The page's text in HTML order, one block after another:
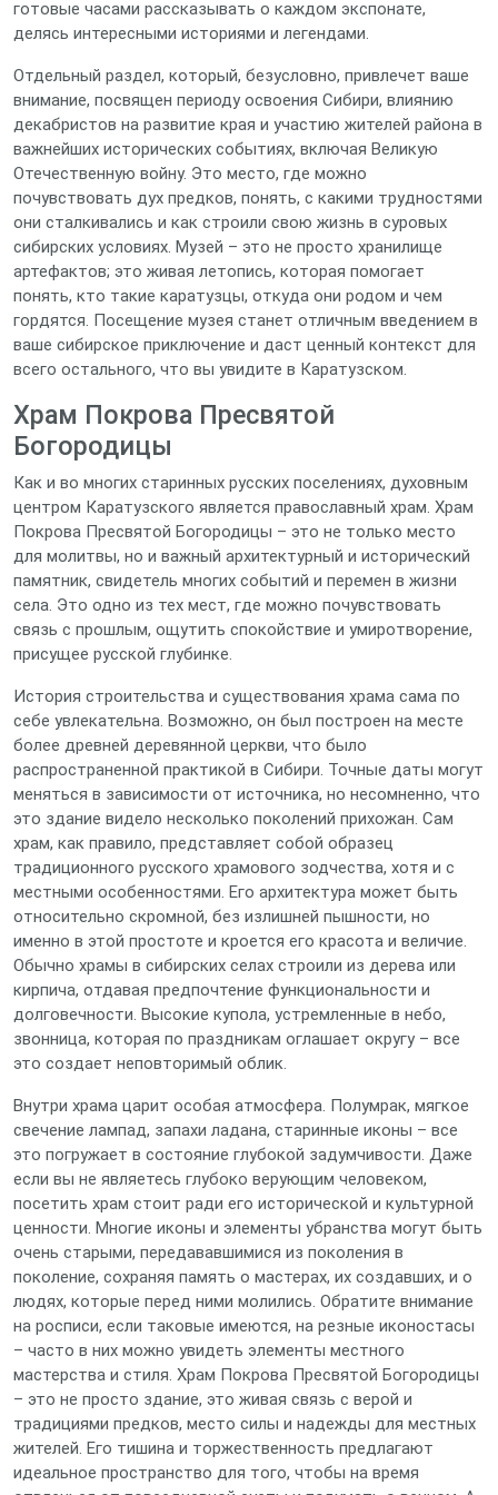
готовые часами рассказывать о каждом экспонате,
делясь интересными историями и легендами.
Отдельный раздел, который, безусловно, привлечет ваше
внимание, посвящен периоду освоения Сибири, влиянию
декабристов на развитие края и участию жителей района в
важнейших исторических событиях, включая Великую
Отечественную войну. Это место, где можно
почувствовать дух предков, понять, с какими трудностями
они сталкивались и как строили свою жизнь в суровых
сибирских условиях. Музей – это не просто хранилище
артефактов; это живая летопись, которая помогает
понять, кто такие каратузцы, откуда они родом и чем
гордятся. Посещение музея станет отличным введением в
ваше сибирское приключение и даст ценный контекст для
всего остального, что вы увидите в Каратузском.
Храм Покрова Пресвятой
Богородицы
Как и во многих старинных русских поселениях, духовным
центром Каратузского является православный храм. Храм
Покрова Пресвятой Богородицы – это не только место
для молитвы, но и важный архитектурный и исторический
памятник, свидетель многих событий и перемен в жизни
села. Это одно из тех мест, где можно почувствовать
связь с прошлым, ощутить спокойствие и умиротворение,
присущее русской глубинке.
История строительства и существования храма сама по
себе увлекательна. Возможно, он был построен на месте
более древней деревянной церкви, что было
распространенной практикой в Сибири. Точные даты могут
меняться в зависимости от источника, но несомненно, что
это здание видело несколько поколений прихожан. Сам
храм, как правило, представляет собой образец
традиционного русского храмового зодчества, хотя и с
местными особенностями. Его архитектура может быть
относительно скромной, без излишней пышности, но
именно в этой простоте и кроется его красота и величие.
Обычно храмы в сибирских селах строили из дерева или
кирпича, отдавая предпочтение функциональности и
долговечности. Высокие купола, устремленные в небо,
звонница, которая по праздникам оглашает округу – все
это создает неповторимый облик.
Внутри храма царит особая атмосфера. Полумрак, мягкое
свечение лампад, запахи ладана, старинные иконы – все
это погружает в состояние глубокой задумчивости. Даже
если вы не являетесь глубоко верующим человеком,
посетить храм стоит ради его исторической и культурной
ценности. Многие иконы и элементы убранства могут быть
очень старыми, передававшимися из поколения в
поколение, сохраняя память о мастерах, их создавших, и о
людях, которые перед ними молились. Обратите внимание
на росписи, если таковые имеются, на резные иконостасы
– часто в них можно увидеть элементы местного
мастерства и стиля. Храм Покрова Пресвятой Богородицы
– это не просто здание, это живая связь с верой и
традициями предков, место силы и надежды для местных
жителей. Его тишина и торжественность предлагают
идеальное пространство для того, чтобы на время